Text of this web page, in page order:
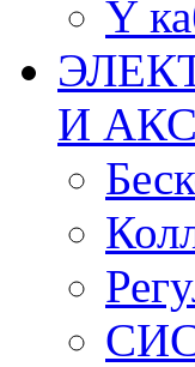
Y
И